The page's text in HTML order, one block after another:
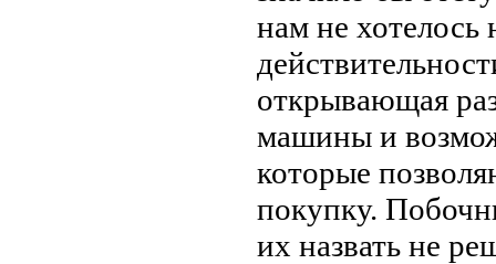
нам не хотелось
открывающая
машины и
которые
покупку.
их назвать не